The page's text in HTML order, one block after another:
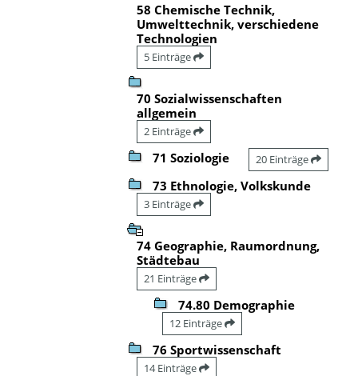
58 Chemische Technik,
Umwelttechnik, verschiedene
Technologien
5 Einträge
70 Sozialwissenschaften
allgemein
2 Einträge
71 Soziologie 20 Einträge
73 Ethnologie, Volkskunde
3 Einträge
74 Geographie, Raumordnung,
Städtebau
21 Einträge
74.80 Demographie
12 Einträge
76 Sportwissenschaft
14 Einträge